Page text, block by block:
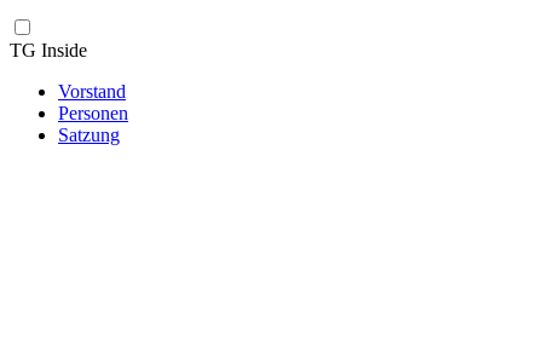
TG Inside
Vorstand
Personen
Satzung